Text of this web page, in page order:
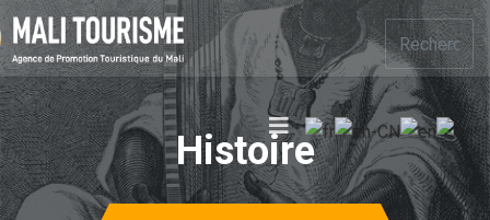
Histoire